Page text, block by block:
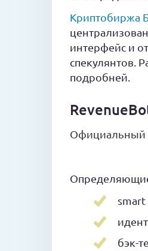
Криптобиржа
интерфейс и
спекулянтов.
подробней.
Официальный
smart
бэк-